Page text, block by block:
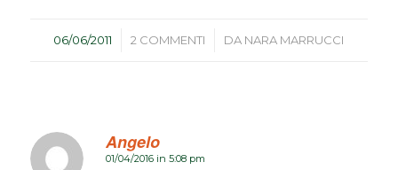
06/06/2011
/ 2 COMMENTI
/ DA NARA MARRUCCI
Angelo
dice:
01/04/2016 in 5:08 pm